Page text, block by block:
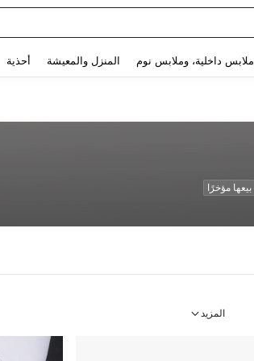
ملابس داخلية، وملابس نوم المنزل والمعيشة أحذية
المزيد